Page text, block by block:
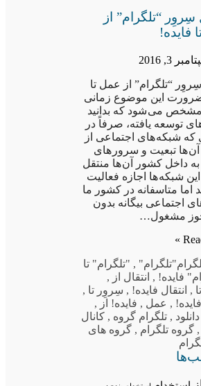
سِروِر “تلگرام” از
فایده!
3, 2016
سِروِر “تلگرام” از عمل تا
این موضوع زمانی
مشخص می شود که بدانید
توسعه یافته، صرفاً در
شبکه های اجتماعی از
آن ها تبعیت و سرور های
به داخل کشور آن ها منتقل
این شبکه ها اجازه فعالیت
اما متاسفانه در کشور ما
اجتماعی بیگانه بدون
مشغول…
"تلگرام" , "تلگرام" تا
فایده! , انتقال از ,
, انتقال فایده! , سِروِر تا ,
, عمل , فایده! از ,
, تلگرام گروه , کانال
, گروه تلگرام , گروه های